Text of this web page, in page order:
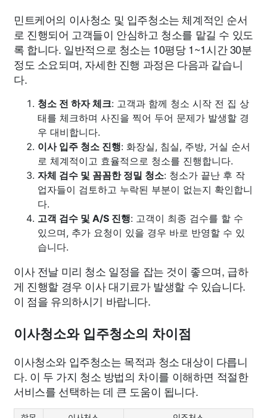
민트케어의 이사청소 및 입주청소는 체계적인 순서
로 진행되어 고객들이 안심하고 청소를 맡길 수 있도
록 합니다. 일반적으로 청소는 10평당 1~1시간 30분
정도 소요되며, 자세한 진행 과정은 다음과 같습니
다.
청소 전 하자 체크: 고객과 함께 청소 시작 전 집 상
태를 체크하며 사진을 찍어 두어 문제가 발생할 경
우 대비합니다.
이사 입주 청소 진행: 화장실, 침실, 주방, 거실 순서
로 체계적이고 효율적으로 청소를 진행합니다.
자체 검수 및 꼼꼼한 정밀 청소: 청소가 끝난 후 작
업자들이 검토하고 누락된 부분이 없는지 확인합니
다.
고객 검수 및 A/S 진행: 고객이 최종 검수를 할 수
있으며, 추가 요청이 있을 경우 바로 반영할 수 있
습니다.
이사 전날 미리 청소 일정을 잡는 것이 좋으며, 급하
게 진행할 경우 이사 대기료가 발생할 수 있습니다.
이 점을 유의하시기 바랍니다.
이사청소와 입주청소의 차이점
이사청소와 입주청소는 목적과 청소 대상이 다릅니
다. 이 두 가지 청소 방법의 차이를 이해하면 적절한
서비스를 선택하는 데 큰 도움이 됩니다.